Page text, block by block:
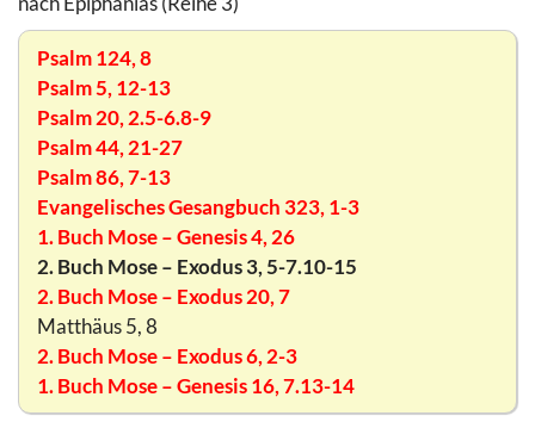
Psalm 124, 8
Psalm 5, 12-13
Psalm 20, 2.5-6.8-9
Psalm 44, 21-27
Psalm 86, 7-13
Evangelisches Gesangbuch 323, 1-3
1. Buch Mose – Genesis 4, 26
2. Buch Mose – Exodus 3, 5-7.10-15
2. Buch Mose – Exodus 20, 7
Matthäus 5, 8
2. Buch Mose – Exodus 6, 2-3
1. Buch Mose – Genesis 16, 7.13-14